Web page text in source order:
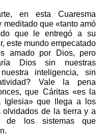
en esta Cuaresma
meditado que «tanto amó
que le entregó a su
este mundo empecatado
amado por Dios, pero
Dios sin nuestras
inteligencia, sin
Vale la pena
que Cáritas «es la
Iglesia» que llega a los
olvidados de la tierra y a
de los sistemas que